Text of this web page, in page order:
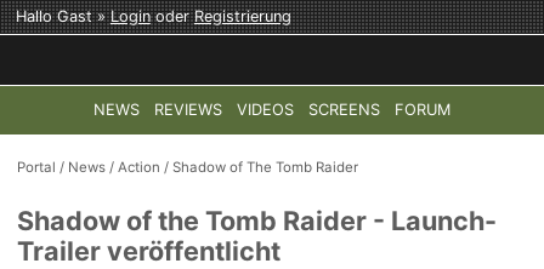
Hallo Gast »LoginoderRegistrierung
NEWS REVIEWS VIDEOS SCREENS FORUM
TOP-THEMEN: COD: MODERN WARFARE 4 HALO:
Portal / News /Action /Shadow of The Tomb Raider
Shadow of the Tomb Raider - Launch-
Trailer veröffentlicht